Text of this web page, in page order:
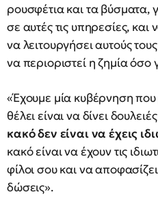
ρουσφέτια και τα βύσματα,
σε αυτές τις υπηρεσίες, και
να λειτουργήσει αυτούς
να περιοριστεί η ζημία όσο
«Έχουμε μία κυβέρνηση
θέλει είναι να δίνει
κακό δεν είναι να έχεις
κακό είναι να έχουν τις
φίλοι σου και να
δώσεις».